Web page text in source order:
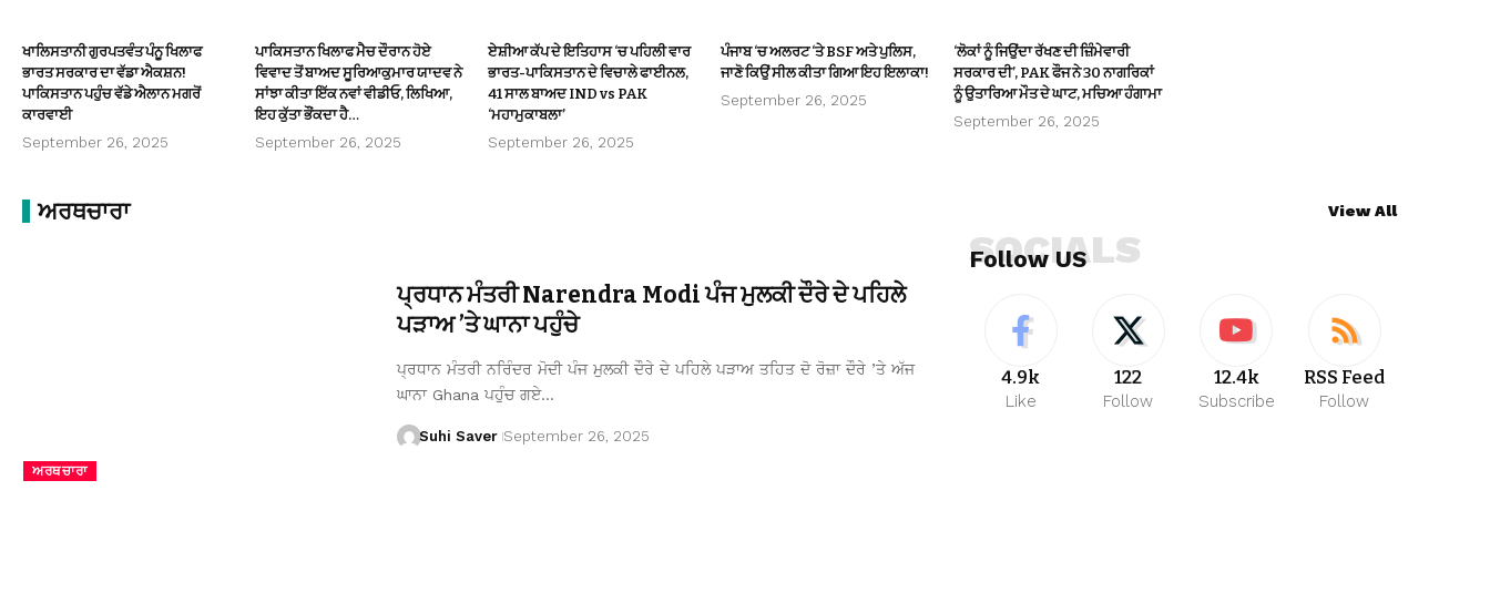
ਖਾਲਿਸਤਾਨੀ ਗੁਰਪਤਵੰਤ ਪੰਨੂ ਖਿਲਾਫ
ਭਾਰਤ ਸਰਕਾਰ ਦਾ ਵੱਡਾ ਐਕਸ਼ਨ!
ਪਾਕਿਸਤਾਨ ਪਹੁੰਚ ਵੱਡੇ ਐਲਾਨ ਮਗਰੋਂ
ਕਾਰਵਾਈ
September 26, 2025
ਪਾਕਿਸਤਾਨ ਖਿਲਾਫ ਮੈਚ ਦੌਰਾਨ ਹੋਏ
ਵਿਵਾਦ ਤੋਂ ਬਾਅਦ ਸੂਰਿਆਕੁਮਾਰ ਯਾਦਵ ਨੇ
ਸਾਂਝਾ ਕੀਤਾ ਇੱਕ ਨਵਾਂ ਵੀਡੀਓ, ਲਿਖਿਆ,
ਇਹ ਕੁੱਤਾ ਭੌਂਕਦਾ ਹੈ…
September 26, 2025
ਏਸ਼ੀਆ ਕੱਪ ਦੇ ਇਤਿਹਾਸ ‘ਚ ਪਹਿਲੀ ਵਾਰ
ਭਾਰਤ-ਪਾਕਿਸਤਾਨ ਦੇ ਵਿਚਾਲੇ ਫਾਈਨਲ,
41 ਸਾਲ ਬਾਅਦ IND vs PAK
‘ਮਹਾਮੁਕਾਬਲਾ’
September 26, 2025
ਪੰਜਾਬ ‘ਚ ਅਲਰਟ ‘ਤੇ BSF ਅਤੇ ਪੁਲਿਸ,
ਜਾਣੋ ਕਿਉਂ ਸੀਲ ਕੀਤਾ ਗਿਆ ਇਹ ਇਲਾਕਾ!
September 26, 2025
‘ਲੋਕਾਂ ਨੂੰ ਜਿਉਂਦਾ ਰੱਖਣ ਦੀ ਜ਼ਿੰਮੇਵਾਰੀ
ਸਰਕਾਰ ਦੀ’, PAK ਫੌਜ ਨੇ 30 ਨਾਗਰਿਕਾਂ
ਨੂੰ ਉਤਾਰਿਆ ਮੌਤ ਦੇ ਘਾਟ, ਮਚਿਆ ਹੰਗਾਮਾ
September 26, 2025
ਅਰਥਚਾਰਾ View All
ਅਰਥਚਾਰਾ
ਪ੍ਰਧਾਨ ਮੰਤਰੀ Narendra Modi ਪੰਜ ਮੁਲਕੀ ਦੌਰੇ ਦੇ ਪਹਿਲੇ
ਪੜਾਅ ’ਤੇ ਘਾਨਾ ਪਹੁੰਚੇ
ਪ੍ਰਧਾਨ ਮੰਤਰੀ ਨਰਿੰਦਰ ਮੋਦੀ ਪੰਜ ਮੁਲਕੀ ਦੌਰੇ ਦੇ ਪਹਿਲੇ ਪੜਾਅ ਤਹਿਤ ਦੋ ਰੋਜ਼ਾ ਦੌਰੇ ’ਤੇ ਅੱਜ
ਘਾਨਾ Ghana ਪਹੁੰਚ ਗਏ…
Suhi Saver September 26, 2025
Follow US
SOCIALS
4.9k
Like
122
Follow
12.4k
Subscribe
RSS Feed
Follow